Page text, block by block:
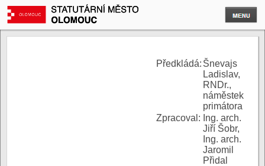
Předkládá: Šnevajs
Ladislav,
RNDr.,
náměstek
primátora
Zpracoval: Ing. arch.
Jiří Šobr,
Ing. arch.
Jaromil
Přidal